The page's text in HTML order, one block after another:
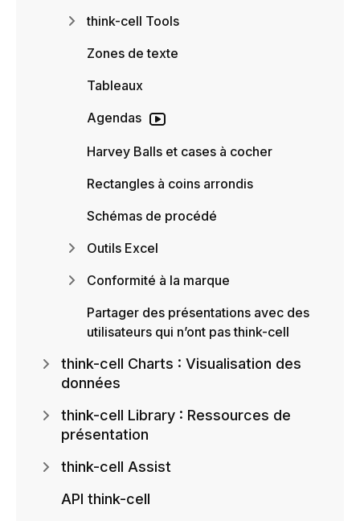
think-cell Tools
Zones de texte
Tableaux
Agendas
Harvey Balls et cases à cocher
Rectangles à coins arrondis
Schémas de procédé
Outils Excel
Conformité à la marque
Partager des présentations avec des
utilisateurs qui n’ont pas think-cell
think-cell Charts : Visualisation des
données
think-cell Library : Ressources de
présentation
think-cell Assist
API think-cell